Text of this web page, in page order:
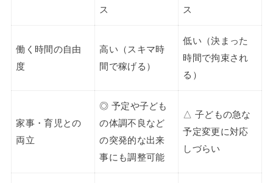
ス ス
働く時間の自由
度
高い（スキマ時
間で稼げる）
低い（決まった
時間で拘束され
る）
家事・育児との
両立
◎ 予定や子ども
の体調不良など
の突発的な出来
事にも調整可能
△ 子どもの急な
予定変更に対応
しづらい